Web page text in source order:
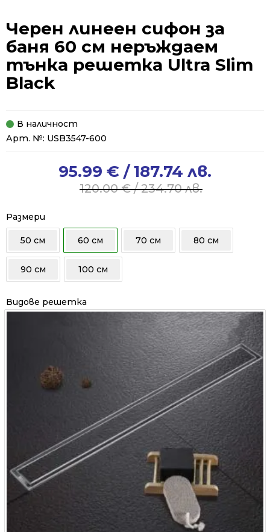
Черен линеен сифон за
баня 60 см неръждаем
тънка решетка Ultra Slim
Black
В наличност
Арт. №: USB3547-600
120.00€/ 234.70 лв.
120.00 €
/
234.70 лв..
95.99 € / 187.74 лв.
95.99 €
/
187.74 лв..
Размери
50 см 60 см 70 см 80 см
90 см 100 см
Видове решетка